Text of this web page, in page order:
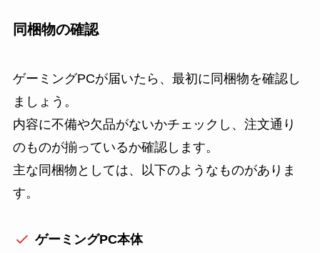
同梱物の確認
ゲーミングPCが届いたら、最初に同梱物を確認し
ましょう。
内容に不備や欠品がないかチェックし、注文通り
のものが揃っているか確認します。
主な同梱物としては、以下のようなものがありま
す。
ゲーミングPC本体